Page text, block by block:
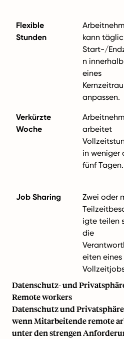
Flexible
Stunden
kann
Start-/
n innerhalb
eines
anpassen.
Verkürzte
Woche
arbeitet
in weniger
fünf Tagen.
Job Sharing
Zwei oder
igte teilen
die
eiten eines
Datenschutz- und
Remote workers
Datenschutz und
wenn Mitarbeitende remote
unter den strengen